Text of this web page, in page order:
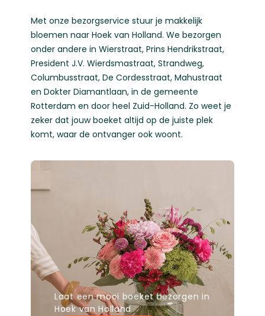
Met onze bezorgservice stuur je makkelijk
bloemen naar Hoek van Holland. We bezorgen
onder andere in Wierstraat, Prins Hendrikstraat,
President J.V. Wierdsmastraat, Strandweg,
Columbusstraat, De Cordesstraat, Mahustraat
en Dokter Diamantlaan, in de gemeente
Rotterdam en door heel Zuid-Holland. Zo weet je
zeker dat jouw boeket altijd op de juiste plek
komt, waar de ontvanger ook woont.
Laat een mooi boeket bezorgen in
Hoek van Holland